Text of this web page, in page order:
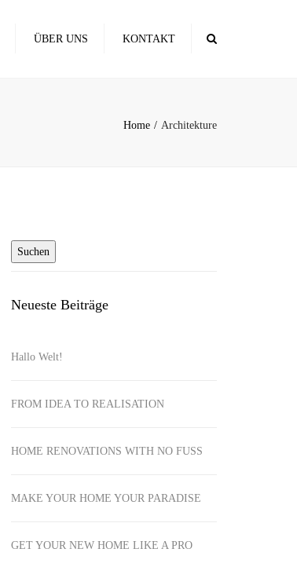
ÜBER UNS KONTAKT
Home Architekture
Neueste Beiträge
Hallo Welt!
FROM IDEA TO REALISATION
HOME RENOVATIONS WITH NO FUSS
MAKE YOUR HOME YOUR PARADISE
GET YOUR NEW HOME LIKE A PRO